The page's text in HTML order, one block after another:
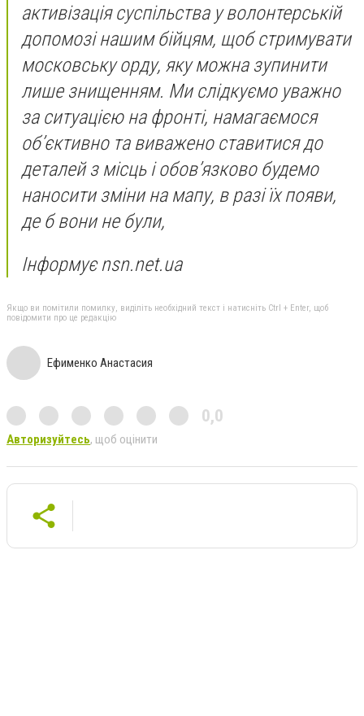
активізація суспільства у волонтерській
допомозі нашим бійцям, щоб стримувати
московську орду, яку можна зупинити
лише знищенням. Ми слідкуємо уважно
за ситуацією на фронті, намагаємося
об’єктивно та виважено ставитися до
деталей з місць і обов’язково будемо
наносити зміни на мапу, в разі їх появи,
де б вони не були,
Інформує nsn.net.ua
Якщо ви помітили помилку, виділіть необхідний текст і натисніть Ctrl + Enter, щоб
повідомити про це редакцію
Ефименко Анастасия
0,0
Авторизуйтесь, щоб оцінити